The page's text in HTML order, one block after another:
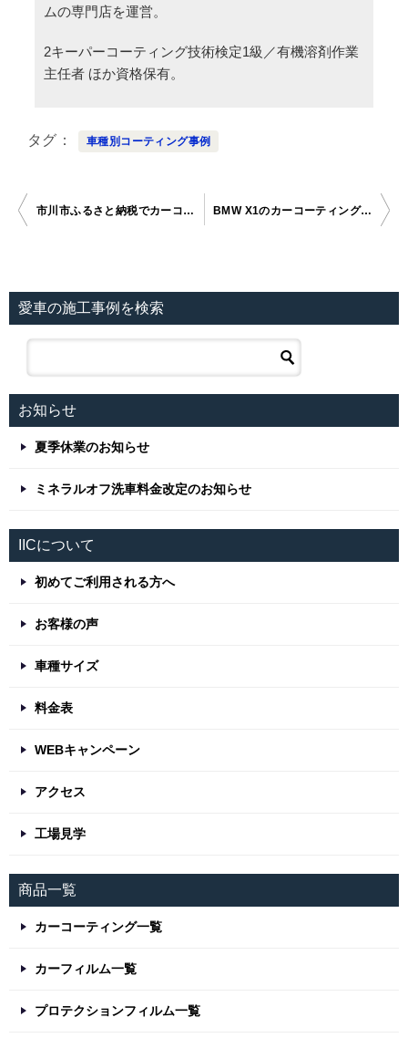
ムの専門店を運営。
2キーパーコーティング技術検定1級／有機溶剤作業
主任者 ほか資格保有。
タグ 車種別コーティング事例
投稿ナビゲーション 市川市ふるさと納税でカーコーティング BMW X1のカーコーティング施工事例
愛車の施工事例を検索
お知らせ
夏季休業のお知らせ
ミネラルオフ洗車料金改定のお知らせ
IICについて
初めてご利用される方へ
お客様の声
車種サイズ
料金表
WEBキャンペーン
アクセス
工場見学
商品一覧
カーコーティング一覧
カーフィルム一覧
プロテクションフィルム一覧